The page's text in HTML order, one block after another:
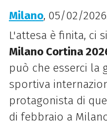
Milano, 05/02/
L'attesa è finita, ci
Milano Cortina
può che esserci la
sportiva
protagonista di
di febbraio a